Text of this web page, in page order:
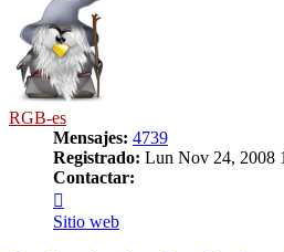
RGB-es
Mensajes: 4739
Registrado: Lun Nov 24, 2008
Contactar:
RGB-
es
Sitio web